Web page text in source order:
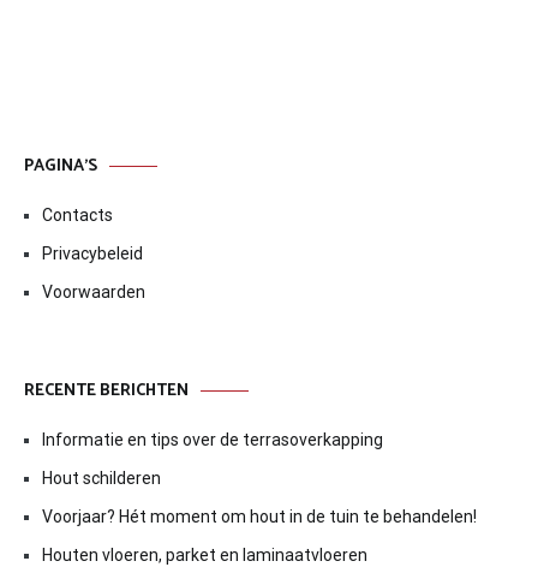
PAGINA’S
Contacts
Privacybeleid
Voorwaarden
RECENTE BERICHTEN
Informatie en tips over de terrasoverkapping
Hout schilderen
Voorjaar? Hét moment om hout in de tuin te behandelen!
Houten vloeren, parket en laminaatvloeren